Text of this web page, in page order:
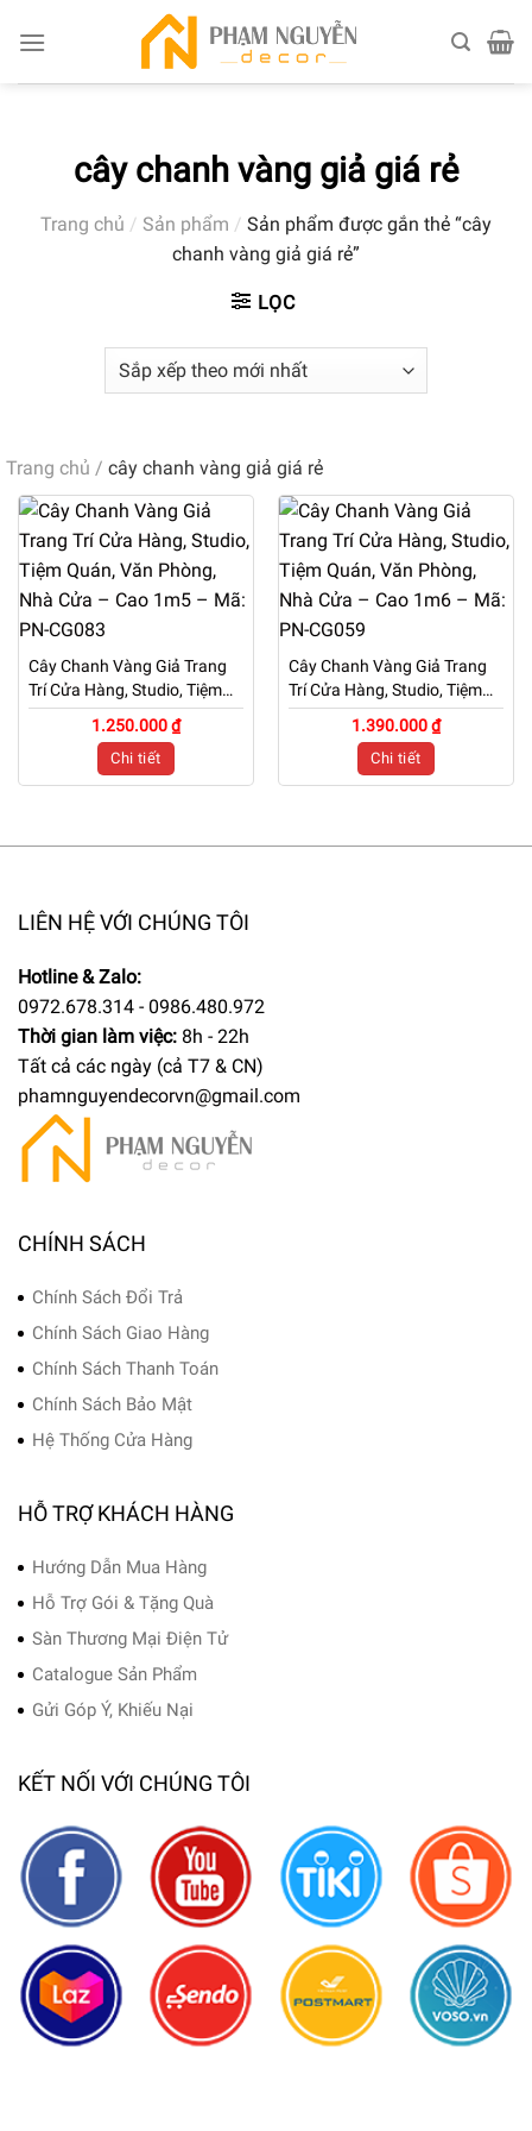
cây chanh vàng giả giá rẻ
Trang chủ / Sản phẩm / Sản phẩm được gắn thẻ “cây
chanh vàng giả giá rẻ”
LỌC
Trang chủ / cây chanh vàng giả giá rẻ
Cây Chanh Vàng Giả Trang
Trí Cửa Hàng, Studio, Tiệm
Quán, Văn Phòng, Nhà Cửa
– Cao 1m5 – Mã: PN-CG083
1.250.000 ₫
Chi tiết
Cây Chanh Vàng Giả Trang
Trí Cửa Hàng, Studio, Tiệm
Quán, Văn Phòng, Nhà Cửa
– Cao 1m6 – Mã: PN-CG059
1.390.000 ₫
Chi tiết
LIÊN HỆ VỚI CHÚNG TÔI
Hotline & Zalo:
0972.678.314 - 0986.480.972
Thời gian làm việc: 8h - 22h
Tất cả các ngày (cả T7 & CN)
phamnguyendecorvn@gmail.com
CHÍNH SÁCH
Chính Sách Đổi Trả
Chính Sách Giao Hàng
Chính Sách Thanh Toán
Chính Sách Bảo Mật
Hệ Thống Cửa Hàng
HỖ TRỢ KHÁCH HÀNG
Hướng Dẫn Mua Hàng
Hỗ Trợ Gói & Tặng Quà
Sàn Thương Mại Điện Tử
Catalogue Sản Phẩm
Gửi Góp Ý, Khiếu Nại
KẾT NỐI VỚI CHÚNG TÔI